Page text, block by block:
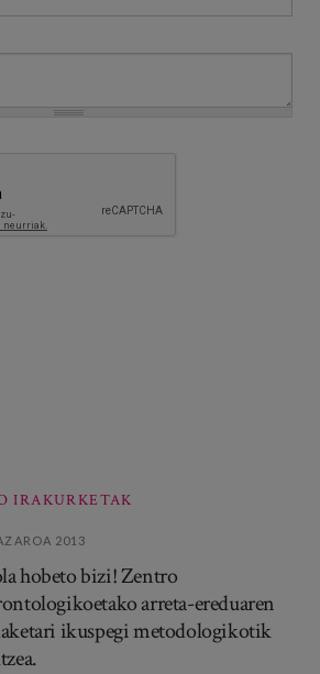
IRAKURKETAK
2013
hobeto bizi! Zentro
arreta-ereduaren
ikuspegi metodologikotik